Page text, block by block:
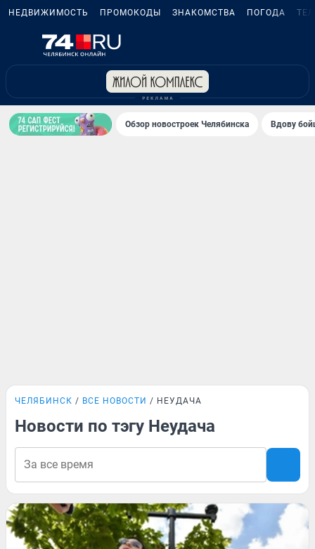
НЕДВИЖИМОСТЬ ПРОМОКОДЫ ЗНАКОМСТВА ПОГОДА
Обзор новостроек Челябинска Вдову
ЧЕЛЯБИНСК ВСЕ НОВОСТИ НЕУДАЧА
Новости по тэгу Неудача